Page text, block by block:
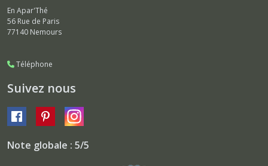
En Apar'Thé
56 Rue de Paris
77140 Nemours
Téléphone
Suivez nous
Note globale : 5/5